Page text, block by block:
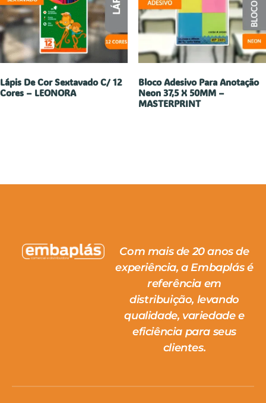
Lápis De Cor Sextavado C/ 12
Cores – LEONORA
Bloco Adesivo Para Anotação
Neon 37,5 X 50MM –
MASTERPRINT
Com mais de 20 anos de
experiência, a Embaplás é
referência em
distribuição, levando
qualidade, variedade e
eficiência para seus
clientes.